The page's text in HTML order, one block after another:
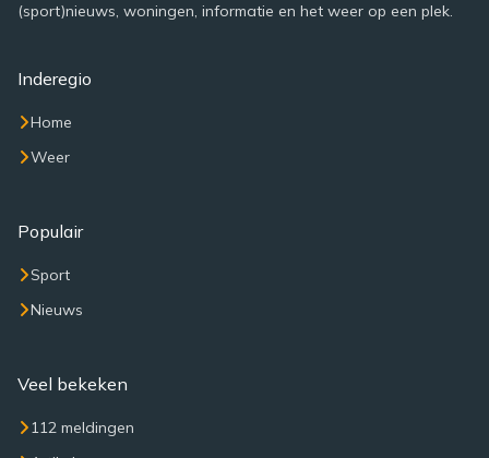
(sport)nieuws, woningen, informatie en het weer op een plek.
Inderegio
Home
Weer
Populair
Sport
Nieuws
Veel bekeken
112 meldingen